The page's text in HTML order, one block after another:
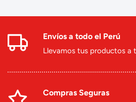
Envíos a todo el Perú
Llevamos tus productos a
Compras Seguras